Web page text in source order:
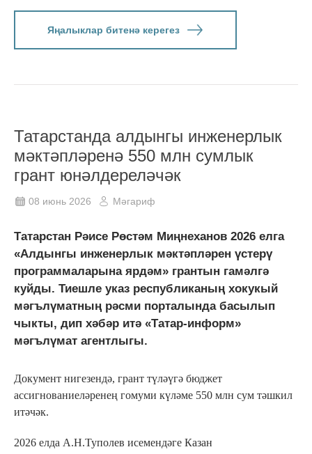
Яңалыклар битенә керегез
Татарстанда алдынгы инженерлык
мәктәпләренә 550 млн сумлык
грант юнәлдереләчәк
08 июнь 2026 Мәгариф
Татарстан Рәисе Рөстәм Миңнеханов 2026 елга
«Алдынгы инженерлык мәктәпләрен үстерү
программаларына ярдәм» грантын гамәлгә
куйды. Тиешле указ республиканың хокукый
мәгълүматның рәсми порталында басылып
чыкты, дип хәбәр итә «Татар-информ»
мәгълүмат агентлыгы.
Документ нигезендә, грант түләүгә бюджет
ассигнованиеләренең гомуми күләме 550 млн сум тәшкил
итәчәк.
2026 елда А.Н.Туполев исемендәге Казан